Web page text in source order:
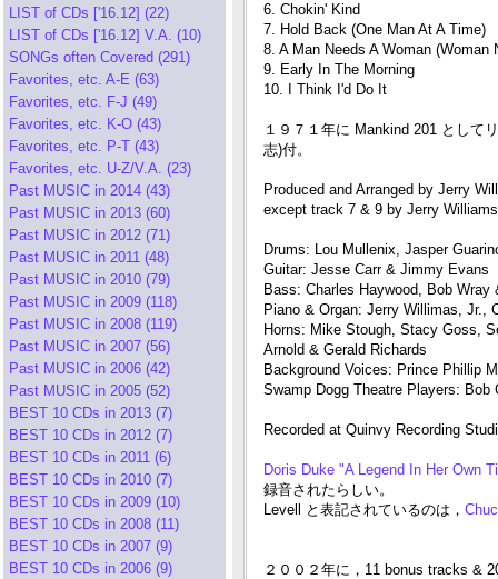
LIST of CDs ['16.12] (22)
LIST of CDs ['16.12] V.A. (10)
SONGs often Covered (291)
Favorites, etc. A-E (63)
Favorites, etc. F-J (49)
Favorites, etc. K-O (43)
Favorites, etc. P-T (43)
Favorites, etc. U-Z/V.A. (23)
Past MUSIC in 2014 (43)
Past MUSIC in 2013 (60)
Past MUSIC in 2012 (71)
Past MUSIC in 2011 (48)
Past MUSIC in 2010 (79)
Past MUSIC in 2009 (118)
Past MUSIC in 2008 (119)
Past MUSIC in 2007 (56)
Past MUSIC in 2006 (42)
Past MUSIC in 2005 (52)
BEST 10 CDs in 2013 (7)
BEST 10 CDs in 2012 (7)
BEST 10 CDs in 2011 (6)
BEST 10 CDs in 2010 (7)
BEST 10 CDs in 2009 (10)
BEST 10 CDs in 2008 (11)
BEST 10 CDs in 2007 (9)
BEST 10 CDs in 2006 (9)
6. Chokin' Kind
7. Hold Back (One Man At A Time)
8. A Man Needs A Woman (Woman
9. Early In The Morning
10. I Think I'd Do It
１９７１年に Mankind 201 として
志)付。
Produced and Arranged by Jerry
except track 7 & 9 by Jerry
Drums: Lou Mullenix, Jasper
Guitar: Jesse Carr & Jimmy Evans
Bass: Charles Haywood, Bob Wray
Piano & Organ: Jerry Willimas, Jr.,
Horns: Mike Stough, Stacy Goss,
Arnold & Gerald Richards
Background Voices: Prince Phillip
Swamp Dogg Theatre Players:
Recorded at Quinvy Recording
Doris Duke "A Legend In Her Own
録音されたらしい。
Levell と表記されているのは，
２００２年に，11 bonus tracks &